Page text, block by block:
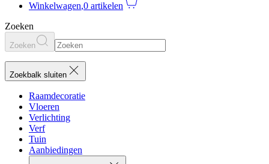
Winkelwagen,0 artikelen
Zoeken
Zoeken
Zoekbalk sluiten
Raamdecoratie
Vloeren
Verlichting
Verf
Tuin
Aanbiedingen